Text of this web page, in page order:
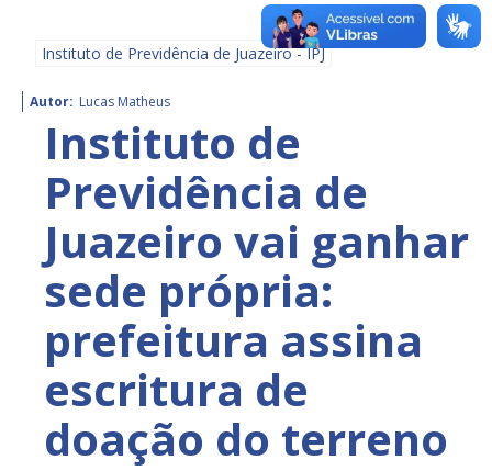
Instituto de Previdência de Juazeiro - IPJ
Autor: Lucas Matheus
Instituto de
Previdência de
Juazeiro vai ganhar
sede própria:
prefeitura assina
escritura de
doação do terreno